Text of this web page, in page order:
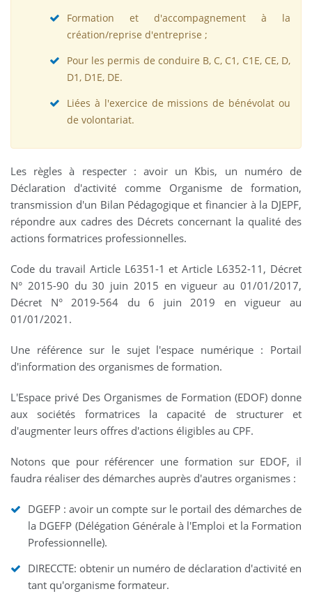
Formation et d'accompagnement à la
création/reprise d'entreprise ;
Pour les permis de conduire B, C, C1, C1E, CE, D,
D1, D1E, DE.
Liées à l'exercice de missions de bénévolat ou
de volontariat.
Les règles à respecter : avoir un Kbis, un numéro de
Déclaration d'activité comme Organisme de formation,
transmission d'un Bilan Pédagogique et financier à la DJEPF,
répondre aux cadres des Décrets concernant la qualité des
actions formatrices professionnelles.
Code du travail Article L6351-1 et Article L6352-11, Décret
N° 2015-90 du 30 juin 2015 en vigueur au 01/01/2017,
Décret N° 2019-564 du 6 juin 2019 en vigueur au
01/01/2021.
Une référence sur le sujet l'espace numérique : Portail
d'information des organismes de formation.
L'Espace privé Des Organismes de Formation (EDOF) donne
aux sociétés formatrices la capacité de structurer et
d'augmenter leurs offres d'actions éligibles au CPF.
Notons que pour référencer une formation sur EDOF, il
faudra réaliser des démarches auprès d'autres organismes :
DGEFP : avoir un compte sur le portail des démarches de
la DGEFP (Délégation Générale à l'Emploi et la Formation
Professionnelle).
DIRECCTE: obtenir un numéro de déclaration d'activité en
tant qu'organisme formateur.